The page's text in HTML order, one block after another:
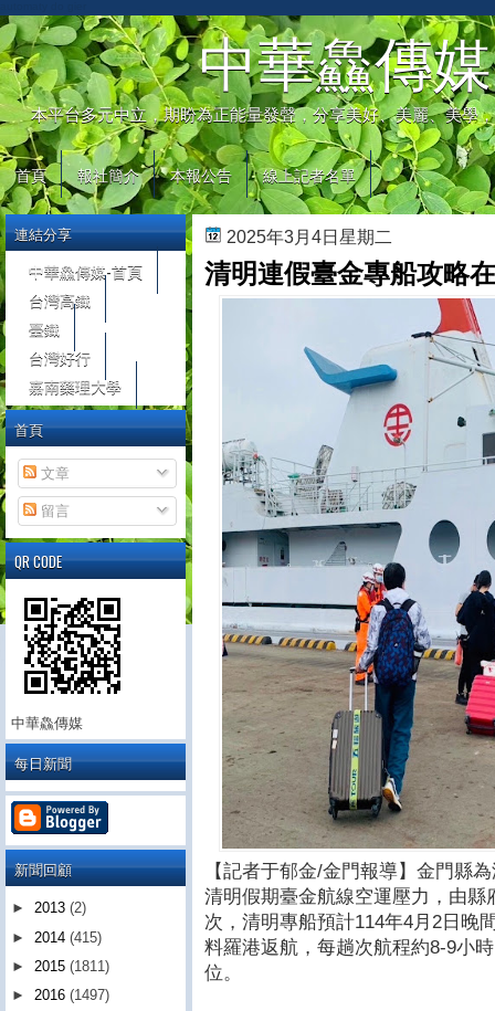
中華鱻傳媒
本平台多元中立，期盼為正能量發聲，分享美好、美麗、美學
首頁 報社簡介 本報公告 線上記者名單
2025年3月4日星期二
清明連假臺金專船攻略
【記者于郁金/金門報導】金門縣
清明假期臺金航線空運壓力，由
次，清明專船預計114年4月2日晚
料羅港返航，每趟次航程約8-9小
位。
連結分享
中華鱻傳媒-首頁
台灣高鐵
臺鐵
台灣好行
嘉南藥理大學
首頁
文章
留言
QR CODE
中華鱻傳媒
每日新聞
新聞回顧
► 2013 (2)
► 2014 (415)
► 2015 (1811)
► 2016 (1497)